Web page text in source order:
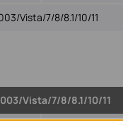
Vista/7/8/8.1/10/11
Vista/7/8/8.1/10/11